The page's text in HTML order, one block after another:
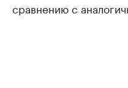
сравнению с